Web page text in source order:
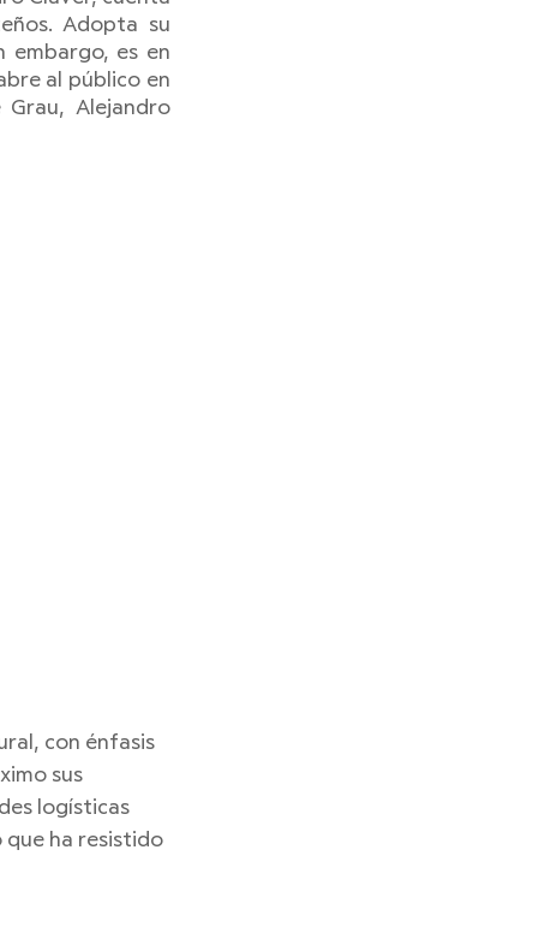
Adopta su
embargo, es en
al público en
Alejandro
con énfasis
sus
logísticas
ha resistido